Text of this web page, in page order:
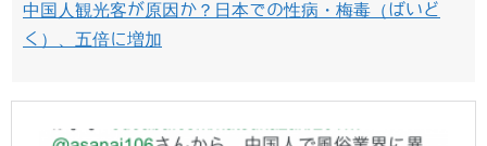
中国人観光客が原因か？日本での性病・梅毒（ばいど
く）、五倍に増加